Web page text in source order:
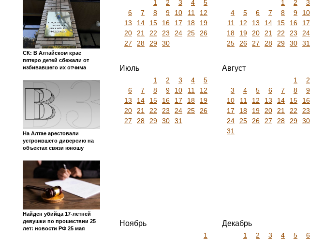
СК: В Алтайском крае
пятеро детей сбежали от
избивавшего их отчима
На Алтае арестовали
устроившего диверсию на
объектах связи юношу
Найден убийца 17-летней
девушки по прошествии 25
лет: новости РФ 25 мая
1 2 3 4
5
6
7 8 9 10 11
12
13
14 15 16 17 18
19
20
21 22 23 24 25
26
27
28 29 30
1 2
3
4
5 6 7 8 9
10
11
12 13 14 15 16
17
18
19 20 21 22 23
24
25
26 27 28 29 30 31
Июль
1 2 3 4
5
6
7 8 9 10 11
12
13
14 15 16 17 18
19
20
21 22 23 24 25
26
27
28 29 30 31
Август
1
2
3
4 5 6 7 8
9
10
11 12 13 14 15
16
17
18 19 20 21 22
23
24
25 26 27 28 29
30
31
Ноябрь
1
Декабрь
1 2 3 4 5
6